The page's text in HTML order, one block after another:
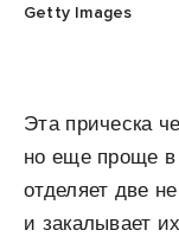
Getty Images
Эта прическа
но еще проще в
отделяет две
и закалывает